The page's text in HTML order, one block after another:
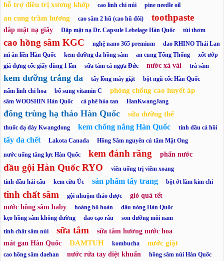
hỗ trợ điều trị xương khớp cao linh chi núi pine needle oil
an cung trầm hương cao sâm 2 hũ (cao hũ đôi) toothpaste
đắp mặt nạ giấy Đắp mặt nạ Dr. Capsule Lebelage Hàn Quốc túi thơm
cao hồng sâm KGC nghệ nano 365 premium
dao RHINO Thái Lan
mì ăn liền Hàn Quốc
kem dưỡng da hồng sâm an cung Tổng Thống
xốt ướp
giá đựng cốc giấy dùng 1 lần
sữa tắm cá ngựa Đức nước xả vải trà sâm
kem dưỡng trắng da tẩy lồng máy giặt
bột ngũ cốc Hàn Quốc
nấm linh chi hoa
bổ sung vitamin C phòng chống cao huyết áp
sâm WOOSHIN Hàn Quốc cà phê hòa tan HanKwangJang
đông trùng hạ thảo Hàn Quốc sữa dưỡng thể
thuốc dạ dày Kwangdong kem chống nắng Hàn Quốc tinh dầu cá hồi
tẩy da chết Lakota Canada
Hồng Sâm nguyên củ tẩm Mật Ong
nước uống tăng lực Hàn Quốc
kem đánh răng phấn nước
dầu gội Hàn Quốc RYO
viên uống trị viêm xoang
tinh dầu hải cẩu
kem cừu Úc sản phẩm tẩy trang bột ớt làm kim chi
tinh chất sâm gội nhuộm thảo dược
giỏ quà tết
nước hồng sâm baby
hoàng bổ hoàn
dầu nóng Hàn Quốc
kẹo hồng sâm không đường
dao cạo râu
son dưỡng môi nam
tinh chất sâm núi
sữa tắm
sữa tắm hương nước hoa
mát gan Hàn Quốc
DAMTUH kombucha nước giặt
cao hồng sâm daehan nước rửa tay diệt khuẩn hồng sâm núi Hàn Quốc